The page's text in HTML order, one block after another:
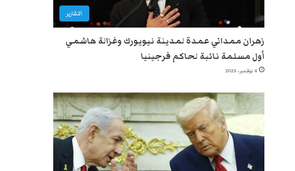
التقارير
زهران ممداني عمدة لمدينة نيويورك وغزالة هاشمي
أول مسلمة نائبة لحاكم فرجينيا
4 نوفمبر، 2025